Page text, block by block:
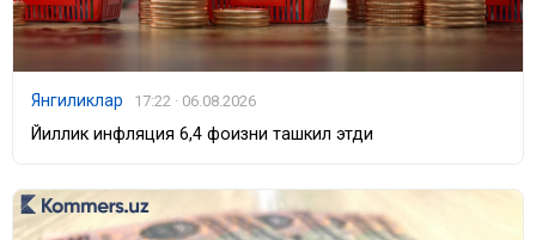
Янгиликлар 17:22 · 06.08.2026
Йиллик инфляция 6,4 фоизни ташкил этди